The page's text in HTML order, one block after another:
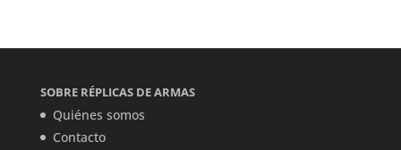
SOBRE RÉPLICAS DE ARMAS
Quiénes somos
Contacto